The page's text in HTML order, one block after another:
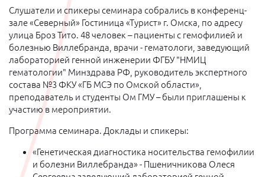
Слушатели и спикеры семинара собрались в конференц-
зале «Северный» Гостиница «Турист» г. Омска, по адресу
улица Броз Тито. 48 человек – пациенты с гемофилией и
болезнью Виллебранда, врачи - гематологи, заведующий
лабораторией генной инженерии ФГБУ "НМИЦ
гематологии" Минздрава РФ, руководитель экспертного
состава №3 ФКУ «ГБ МСЭ по Омской области»,
преподаватель и студенты Ом ГМУ – были приглашены к
участию в мероприятии.
Программа семинара. Доклады и спикеры:
«Генетическая диагностика носительства гемофилии
и болезни Виллебранда» - Пшеничникова Олеся